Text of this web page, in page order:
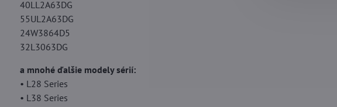
40LL2A63DG
55UL2A63DG
24W3864D5
32L3063DG
a mnohé ďalšie modely sérií:
• L28 Series
• L38 Series